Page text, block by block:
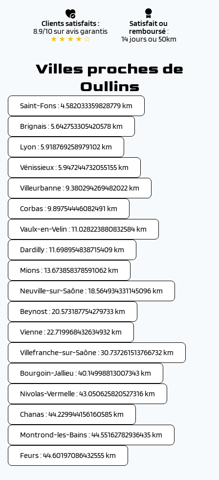
Clients satisfaits :
8.9/10 sur avis garantis
★ ★ ★ ★ ☆
Satisfait ou
remboursé:
14 jours ou 50km
Villes proches de
Oullins
Saint-Fons : 4.582033359828779 km
Brignais : 5.642753305420578 km
Lyon : 5.918769258979102 km
Vénissieux : 5.947244732055155 km
Villeurbanne : 9.380294269482022 km
Corbas : 9.89754446082491 km
Vaulx-en-Velin : 11.028223880832584 km
Dardilly : 11.698954838715409 km
Mions : 13.673858378591062 km
Neuville-sur-Saône : 18.564934331145096 km
Beynost : 20.573187754279733 km
Vienne : 22.719968432634932 km
Villefranche-sur-Saône : 30.737261513766732 km
Bourgoin-Jallieu : 40.14998813007343 km
Nivolas-Vermelle : 43.050625820527316 km
Chanas : 44.229944156160585 km
Montrond-les-Bains : 44.55162782936435 km
Feurs : 44.60197086432555 km